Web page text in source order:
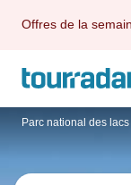
Offres de la
Parc national des